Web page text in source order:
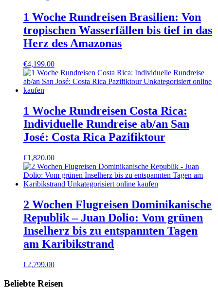
1 Woche Rundreisen Brasilien: Von
tropischen Wasserfällen bis tief in das
Herz des Amazonas
€4,199.00
1 Woche Rundreisen Costa Rica:
Individuelle Rundreise ab/an San
José: Costa Rica Pazifiktour
€1,820.00
2 Wochen Flugreisen Dominikanische
Republik – Juan Dolio: Vom grünen
Inselherz bis zu entspannten Tagen
am Karibikstrand
€2,799.00
Beliebte Reisen